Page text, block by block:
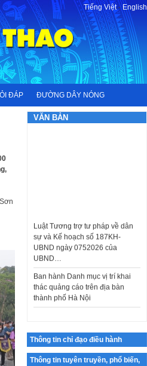
Tiếng Việt-English
ĐÁP ĐƯỜNG DÂY NÓNG
VĂN BẢN
sự và Kế hoạch số 187KH-
UBND ngày 0752026 của
UBND…
Ban hành Danh mục vị trí khai
thác quảng cáo trên địa bàn
thành phố Hà Nội
Kế hoạch Tổ chức Cuộc thi
Công bố công khai dự toán kinh
thiện thể chế, chính…
Thông tin chỉ đạo điều hành
Thông tin tuyên truyền, phổ biến,